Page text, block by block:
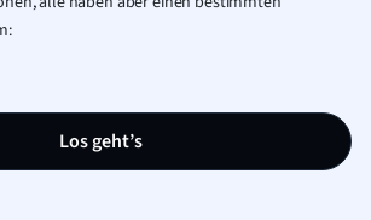
Los geht’s